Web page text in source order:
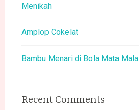
Menikah
Amplop Cokelat
Bambu Menari di Bola Mata Mala
Recent Comments